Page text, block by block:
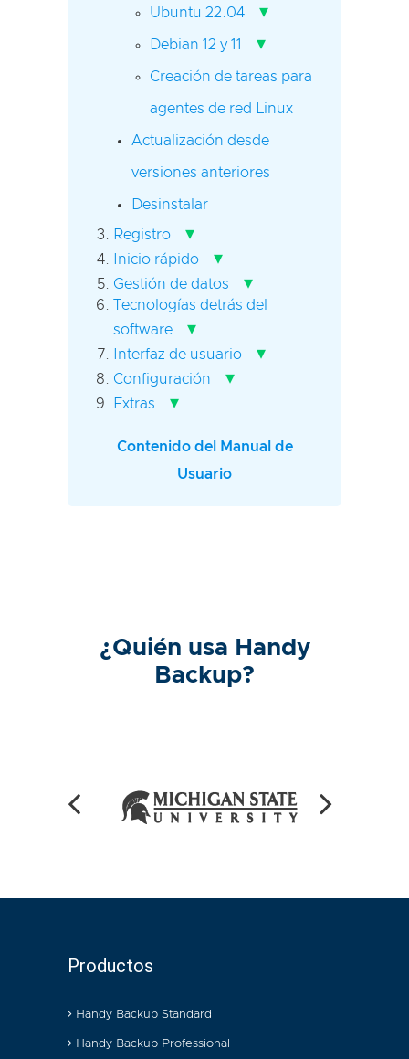
Ubuntu 22.04 ▾
Debian 12 y 11 ▾
Creación de tareas para
agentes de red Linux
Actualización desde
versiones anteriores
Desinstalar
Registro ▾
Inicio rápido ▾
Gestión de datos ▾
Tecnologías detrás del
software
▾
Interfaz de usuario ▾
Configuración ▾
Extras ▾
Contenido del Manual de
Usuario
¿Quién usa Handy
Backup?
Productos
Handy Backup Standard
Handy Backup Professional